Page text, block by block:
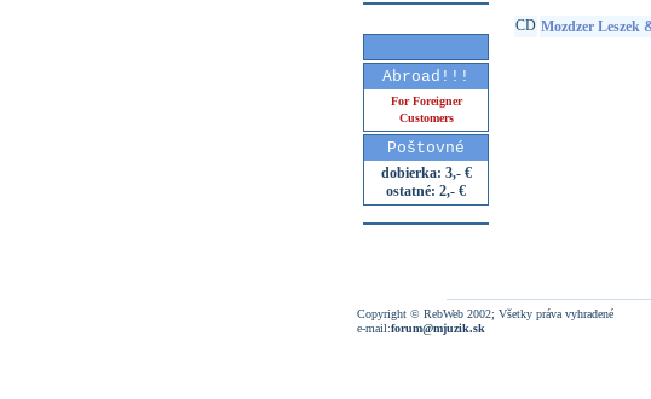
Abroad!!!
For Foreigner
Customers
Poštovné
dobierka: 3,- €
ostatné: 2,- €
CD Mozdzer Leszek
Copyright © RebWeb 2002; Všetky práva vyhradené
e-mail:forum@mjuzik.sk